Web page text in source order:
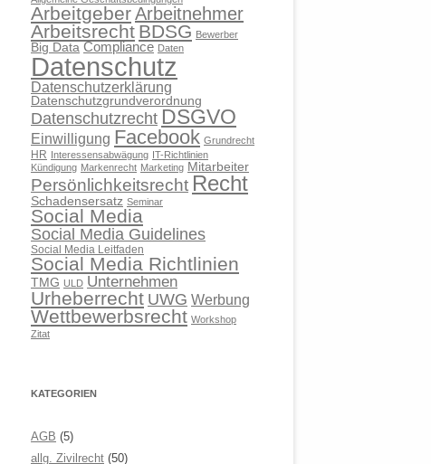
ArbeitgeberArbeitnehmer
Arbeitsrecht BDSG Bewerber
Big Data Compliance Daten
Datenschutz
Datenschutzerklärung
Datenschutzgrundverordnung
Datenschutzrecht DSGVO
Einwilligung Facebook Grundrecht
HR Interessensabwägung IT-Richtlinien
Kündigung Markenrecht Marketing Mitarbeiter
Persönlichkeitsrecht Recht
Schadensersatz Seminar
Social Media
Social Media Guidelines
Social Media Leitfaden
Social Media Richtlinien
TMG ULD Unternehmen
Urheberrecht UWG Werbung
Wettbewerbsrecht Workshop
Zitat
KATEGORIEN
AGB (5)
allg. Zivilrecht (50)